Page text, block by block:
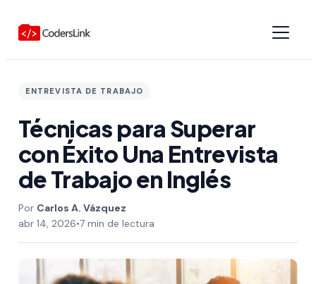
ENTREVISTA DE TRABAJO
Técnicas para Superar
con Éxito Una Entrevista
de Trabajo en Inglés
Carlos A. Vázquez
abr 14, 2026•7 min de lectura